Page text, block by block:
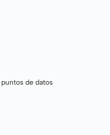
de datos